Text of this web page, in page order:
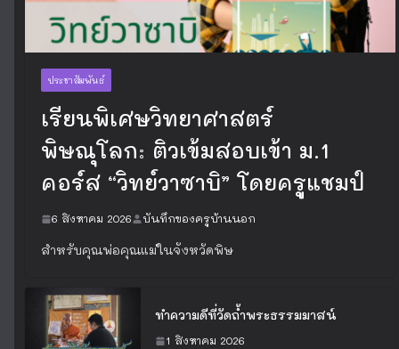
ประชาสัมพันธ์
เรียนพิเศษวิทยาศาสตร์
พิษณุโลก: ติวเข้มสอบเข้า ม.1
คอร์ส “วิทย์วาซาบิ” โดยครูแชมป์
6 สิงหาคม 2026 บันทึกของครูบ้านนอก
สำหรับคุณพ่อคุณแม่ในจังหวัดพิษ
ทำความดีที่วัดถ้ำพระธรรมมาสน์
1 สิงหาคม 2026